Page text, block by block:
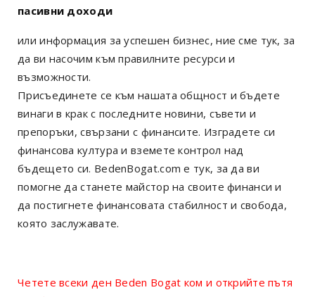
пасивни доходи
или информация за успешен бизнес, ние сме тук, за
да ви насочим към правилните ресурси и
възможности.
Присъединете се към нашата общност и бъдете
винаги в крак с последните новини, съвети и
препоръки, свързани с финансите. Изградете си
финансова култура и вземете контрол над
бъдещето си. BedenBogat.com е тук, за да ви
помогне да станете майстор на своите финанси и
да постигнете финансовата стабилност и свобода,
която заслужавате.
Четете всеки ден Beden Bogat ком и открийте пътя